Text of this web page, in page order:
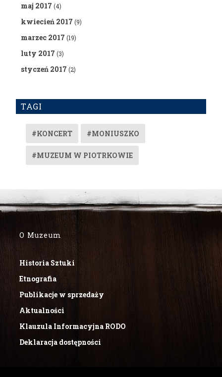
maj 2017 (4)
kwiecień 2017 (9)
marzec 2017 (19)
luty 2017 (3)
styczeń 2017 (2)
TAGI
#KONCERT #MONIUSZKO
#MUZEUM W PIOTRKOWIE
O Muzeum
Historia Sztuki
Etnografia
Publikacje w sprzedaży
Aktualności
Klauzula Informacyjna RODO
Deklaracja dostępności